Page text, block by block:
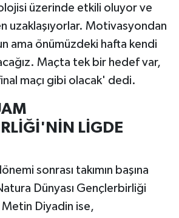
üzerinde etkili oluyor ve
uzaklaşıyorlar. Motivasyondan
ama önümüzdeki hafta kendi
Maçta tek bir hedef var,
maçı gibi olacak' dedi.
LİGDE
sonrası takımın başına
Dünyası Gençlerbirliği
Diyadin ise,